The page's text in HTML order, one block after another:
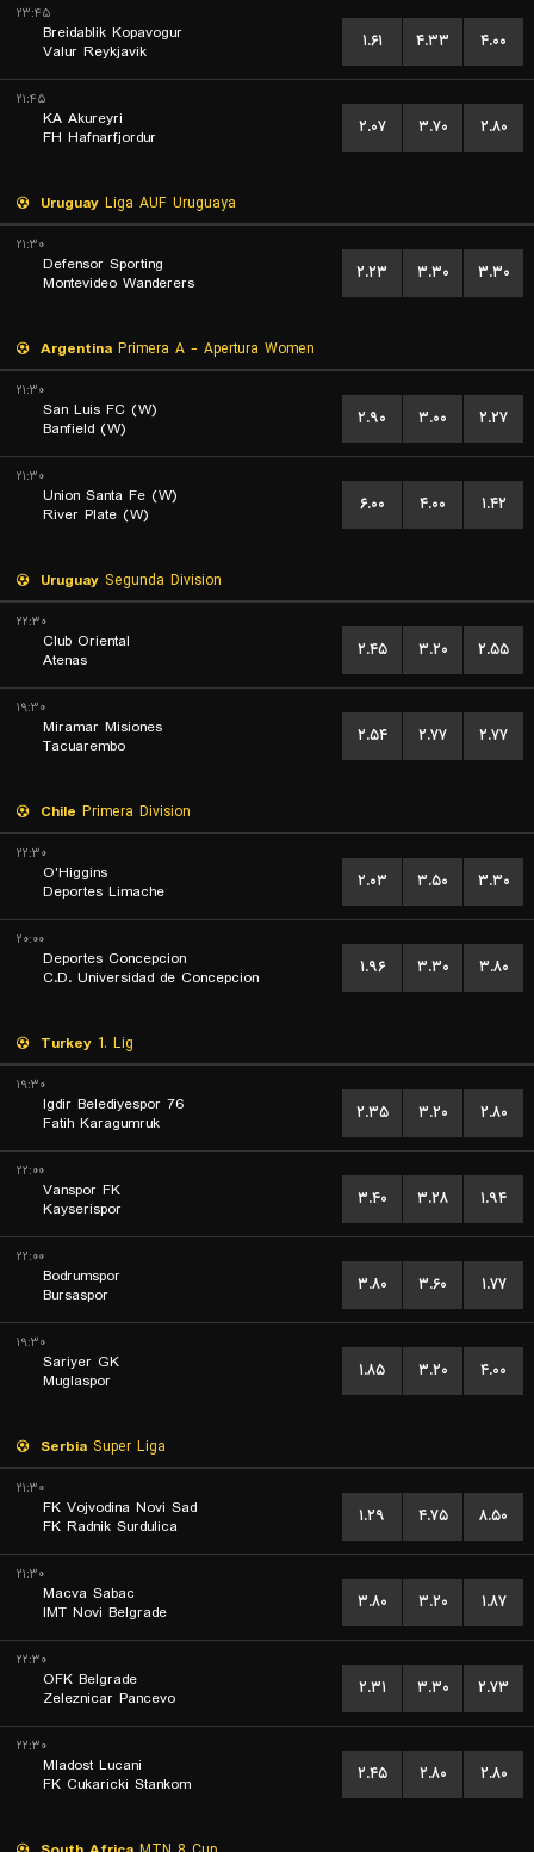
۲۳:۴۵
Breidablik Kopavogur
Valur Reykjavik
۱.۶۱ ۴.۳۳ ۴.۰۰
۲۱:۴۵
KA Akureyri
FH Hafnarfjordur
۲.۰۷ ۳.۷۰ ۲.۸۰
Uruguay Liga AUF Uruguaya
۲۱:۳۰
Defensor Sporting
Montevideo Wanderers
۲.۲۳ ۳.۳۰ ۳.۳۰
Argentina Primera A - Apertura Women
۲۱:۳۰
San Luis FC (W)
Banfield (W)
۲.۹۰ ۳.۰۰ ۲.۲۷
۲۱:۳۰
Union Santa Fe (W)
River Plate (W)
۶.۰۰ ۴.۰۰ ۱.۴۲
Uruguay Segunda Division
۲۲:۳۰
Club Oriental
Atenas
۲.۴۵ ۳.۲۰ ۲.۵۵
۱۹:۳۰
Miramar Misiones
Tacuarembo
۲.۵۴ ۲.۷۷ ۲.۷۷
Chile Primera Division
۲۲:۳۰
O'Higgins
Deportes Limache
۲.۰۳ ۳.۵۰ ۳.۳۰
۲۰:۰۰
Deportes Concepcion
C.D. Universidad de Concepcion
۱.۹۶ ۳.۳۰ ۳.۸۰
Turkey 1. Lig
۱۹:۳۰
76 Igdir Belediyespor
Fatih Karagumruk
۲.۳۵ ۳.۲۰ ۲.۸۰
۲۲:۰۰
Vanspor FK
Kayserispor
۳.۴۰ ۳.۲۸ ۱.۹۴
۲۲:۰۰
Bodrumspor
Bursaspor
۳.۸۰ ۳.۶۰ ۱.۷۷
۱۹:۳۰
Sariyer GK
Muglaspor
۱.۸۵ ۳.۲۰ ۴.۰۰
Serbia Super Liga
۲۱:۳۰
FK Vojvodina Novi Sad
FK Radnik Surdulica
۱.۲۹ ۴.۷۵ ۸.۵۰
۲۱:۳۰
Macva Sabac
IMT Novi Belgrade
۳.۸۰ ۳.۲۰ ۱.۸۷
۲۲:۳۰
OFK Belgrade
Zeleznicar Pancevo
۲.۳۱ ۳.۳۰ ۲.۷۳
۲۲:۳۰
Mladost Lucani
FK Cukaricki Stankom
۲.۴۵ ۲.۸۰ ۲.۸۰